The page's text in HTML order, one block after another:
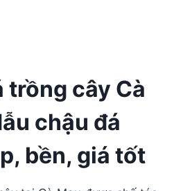
trồng cây Cà
chậu đá
bền, giá tốt